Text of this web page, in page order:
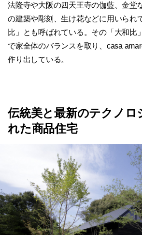
法隆寺や大阪の四天王寺の伽藍、金堂
の建築や彫刻、生け花などに用いられ
比」とも呼ばれている。その「大和比
で家全体のバランスを取り、casa
作り出している。
伝統美と最新のテクノロ
れた商品住宅